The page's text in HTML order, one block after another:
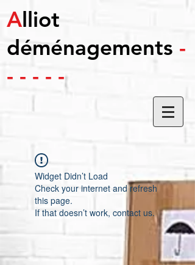
Alliot
déménagements -
- - - - -
Widget Didn’t Load
Check your internet and refresh
this page.
If that doesn’t work, contact us.